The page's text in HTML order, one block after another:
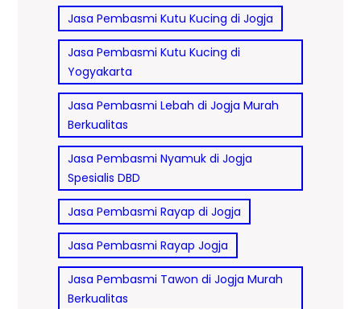
Jasa Pembasmi Kutu Kucing di Jogja
Jasa Pembasmi Kutu Kucing di
Yogyakarta
Jasa Pembasmi Lebah di Jogja Murah
Berkualitas
Jasa Pembasmi Nyamuk di Jogja
Spesialis DBD
Jasa Pembasmi Rayap di Jogja
Jasa Pembasmi Rayap Jogja
Jasa Pembasmi Tawon di Jogja Murah
Berkualitas